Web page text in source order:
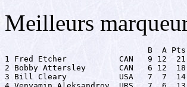
Meilleurs
B  A
1 Fred Etcher           CAN   9 12
2 Bobby Attersley       CAN   6 12
3 Bill Cleary           USA   7  7